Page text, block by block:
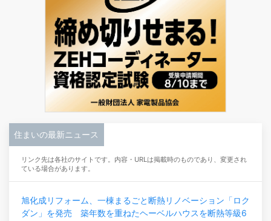
住まいの最新ニュース
リンク先は各社のサイトです。内容・URLは掲載時のものであり、変更され
ている場合があります。
旭化成リフォーム、一棟まるごと断熱リノベーション「ロク
ダン」を発売 築年数を重ねたヘーベルハウスを断熱等級6